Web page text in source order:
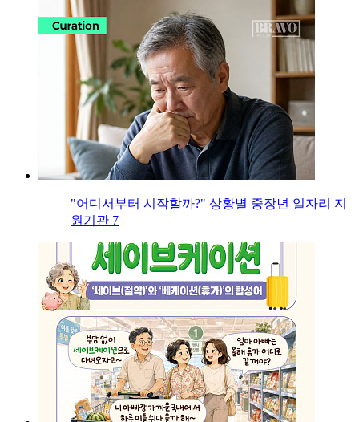
"어디서부터 시작할까?" 상황별 중장년 일자리 지
원기관 7